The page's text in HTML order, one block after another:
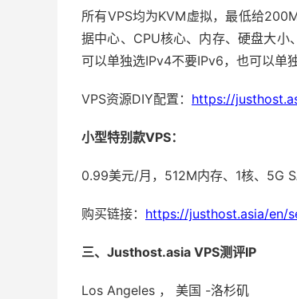
所有VPS均为KVM虚拟，最低给
据中心、CPU核心、内存、硬盘大小
可以单独选IPv4不要IPv6，也可以单
VPS资源DIY配置： https://
小型特别款VPS：
0.99美元/月，512M内存、1核、5G
购买链接： https://justhost.asia/en/
三、Justhost.asia VPS测评IP
Los Angeles ， 美国 -洛杉矶